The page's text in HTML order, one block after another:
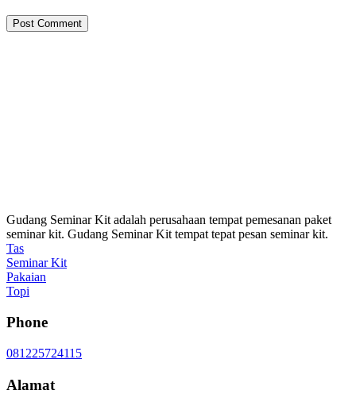
Gudang Seminar Kit adalah perusahaan tempat pemesanan paket
seminar kit. Gudang Seminar Kit tempat tepat pesan seminar kit.
Tas
Seminar Kit
Pakaian
Topi
Phone
081225724115
Alamat